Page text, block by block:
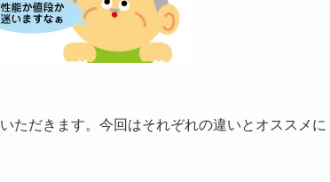
ただきます。今回はそれぞれの違いとオススメに